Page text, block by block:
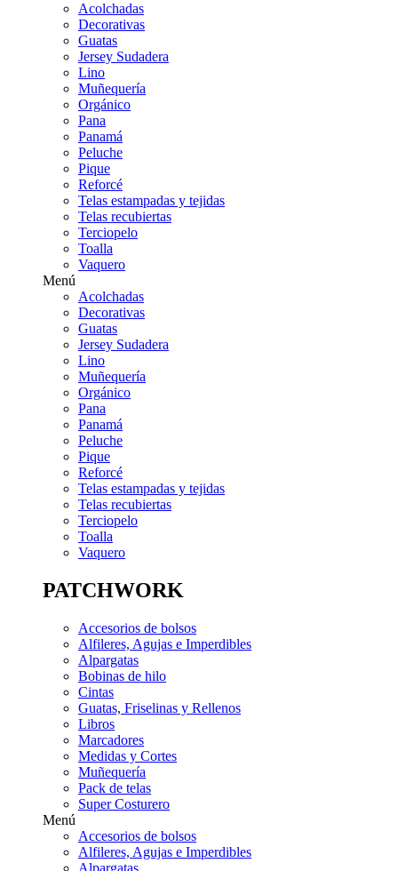
Acolchadas
Decorativas
Guatas
Jersey Sudadera
Lino
Muñequería
Orgánico
Pana
Panamá
Peluche
Pique
Reforcé
Telas estampadas y tejidas
Telas recubiertas
Terciopelo
Toalla
Vaquero
Menú
Acolchadas
Decorativas
Guatas
Jersey Sudadera
Lino
Muñequería
Orgánico
Pana
Panamá
Peluche
Pique
Reforcé
Telas estampadas y tejidas
Telas recubiertas
Terciopelo
Toalla
Vaquero
PATCHWORK
Accesorios de bolsos
Alfileres, Agujas e Imperdibles
Alpargatas
Bobinas de hilo
Cintas
Guatas, Friselinas y Rellenos
Libros
Marcadores
Medidas y Cortes
Muñequería
Pack de telas
Super Costurero
Menú
Accesorios de bolsos
Alfileres, Agujas e Imperdibles
Alpargatas